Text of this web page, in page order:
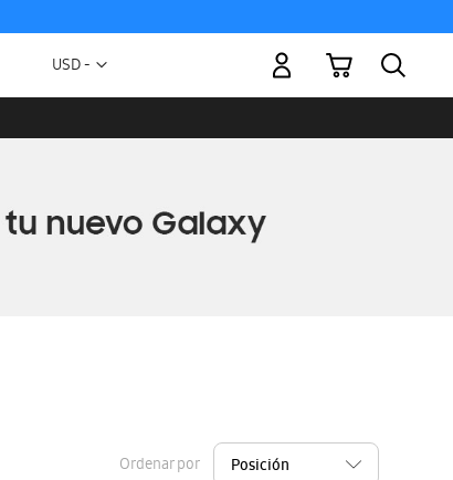
Moneda
USD -
Mi carrito
Ordenar por